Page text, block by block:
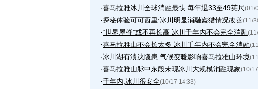
·喜马拉雅冰川全球消融最快 每年退33至49英尺(01/
·探秘体验可可西里:冰川明显消融盗猎情况改善(11/
·“世界屋脊”或不再长高 冰川千年内不会完全消融
·喜马拉雅山不会长太多 冰川千年内不会完全消融
·冰川湖有溃决隐患 气候变暖影响喜马拉雅山环境
·喜马拉雅山脉中东段未现冰川大规模消融现象(10/
·千年内,冰川很安全(10/17 14:33)